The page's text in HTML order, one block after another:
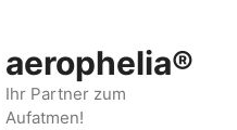
aerophelia®
Ihr Partner zum
Aufatmen!